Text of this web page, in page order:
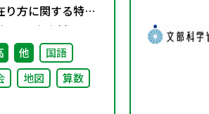
り方に関する特別
） 配布資料
他
国語
地図
算数